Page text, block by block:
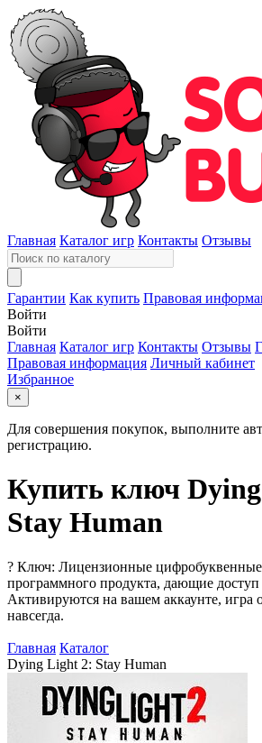
Главная Каталог игр Контакты Отзывы
Гарантии Как купить Правовая
Войти
Войти
Главная Каталог игр Контакты Отзывы
Правовая информация Личный кабинет
Избранное
×
Для совершения покупок, выполните
регистрацию.
Купить ключ
Stay Human
? Ключ: Лицензионные
программного продукта, дающие доступ
Активируются на вашем аккаунте, игра
навсегда.
Главная Каталог
Dying Light 2: Stay Human